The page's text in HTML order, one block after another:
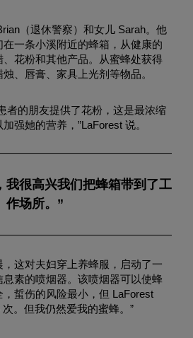
（退休警察）和女儿 Sarah。他
一条小溪附近的蜂箱，从健康的
花粉和其他产品。从蜜蜂处获得
、唇膏、家具上光剂等物品。
者的朋友提供了花粉，这是最浓缩
强她的营养，”LaForest 说。
我很高兴我们把蜂箱带到了工
作场所。”
这对夫妇穿上养蜂服，启动了一
素的喷烟器。该喷烟器可以使蜂
蜇伤的风险最小，但 LaForest
。但我仍然爱我的蜜蜂。”